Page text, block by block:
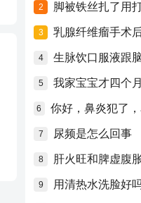
2 脚被铁丝扎了用
3 乳腺纤维瘤手术
4 生脉饮口服液跟
5 我家宝宝才四个
6
7 尿频是怎么回事
8 肝火旺和脾虚腹
9 用清热水洗脸好